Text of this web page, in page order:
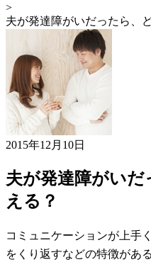
>
夫が発達障がいだったら、
2015年12月10日
夫が発達障がい
える？
コミュニケーションが上手
をくり返すなどの特徴があ